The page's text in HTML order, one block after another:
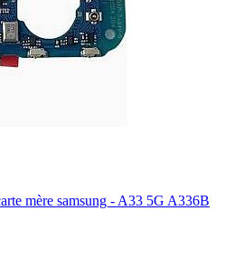
mère samsung - A33 5G A336B